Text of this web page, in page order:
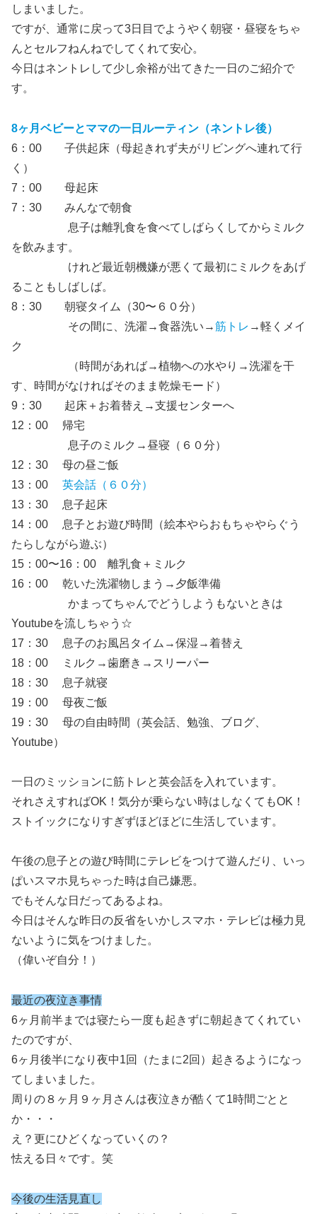
しまいました。
ですが、通常に戻って3日目でようやく朝寝・昼寝をちゃ
んとセルフねんねでしてくれて安心。
今日はネントレして少し余裕が出てきた一日のご紹介で
す。
8ヶ月ベビーとママの一日ルーティン（ネントレ後）
6：00 子供起床（母起きれず夫がリビングへ連れて行
く）
7：00 母起床
7：30 みんなで朝食
息子は離乳食を食べてしばらくしてからミルク
を飲みます。
けれど最近朝機嫌が悪くて最初にミルクをあげ
ることもしばしば。
8：30 朝寝タイム（30〜６０分）
その間に、洗濯→食器洗い→筋トレ →軽くメイ
ク
（時間があれば→植物への水やり→洗濯を干
す、時間がなければそのまま乾燥モード）
9：30 起床＋お着替え→支援センターへ
12：00 帰宅
息子のミルク→昼寝（６０分）
12：30 母の昼ご飯
13：00 英会話（６０分）
13：30 息子起床
14：00 息子とお遊び時間（絵本やらおもちゃやらぐう
たらしながら遊ぶ）
15：00〜16：00 離乳食＋ミルク
16：00 乾いた洗濯物しまう→夕飯準備
かまってちゃんでどうしようもないときは
Youtubeを流しちゃう☆
17：30 息子のお風呂タイム→保湿→着替え
18：00 ミルク→歯磨き→スリーパー
18：30 息子就寝
19：00 母夜ご飯
19：30 母の自由時間（英会話、勉強、ブログ、
Youtube）
一日のミッションに筋トレと英会話を入れています。
それさえすればOK！気分が乗らない時はしなくてもOK！
ストイックになりすぎずほどほどに生活しています。
午後の息子との遊び時間にテレビをつけて遊んだり、いっ
ぱいスマホ見ちゃった時は自己嫌悪。
でもそんな日だってあるよね。
今日はそんな昨日の反省をいかしスマホ・テレビは極力見
ないように気をつけました。
（偉いぞ自分！）
最近の夜泣き事情
6ヶ月前半までは寝たら一度も起きずに朝起きてくれてい
たのですが、
6ヶ月後半になり夜中1回（たまに2回）起きるようになっ
てしまいました。
周りの８ヶ月９ヶ月さんは夜泣きが酷くて1時間ごとと
か・・・
え？更にひどくなっていくの？
怯える日々です。笑
今後の生活見直し